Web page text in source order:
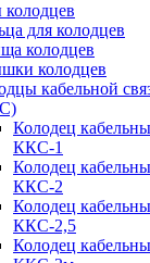
для колодцев
колодцев
колодцев
кабельной
Колодец
ККС-1
Колодец
ККС-2
Колодец
ККС-2,5
Колодец